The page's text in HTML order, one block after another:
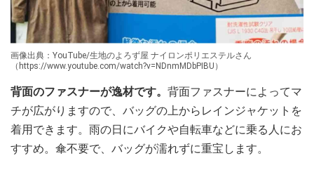
画像出典：YouTube/生地のよろず屋 ナイロンポリエステルさん
（https://www.youtube.com/watch?v=NDnmMDbPIBU）
背面のファスナーが逸材です。 背面ファスナーによってマ
チが広がりますので、バッグの上からレインジャケットを
着用できます。雨の日にバイクや自転車などに乗る人にお
すすめ。傘不要で、バッグが濡れずに重宝します。